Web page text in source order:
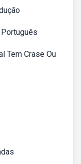
Tem Crase Ou